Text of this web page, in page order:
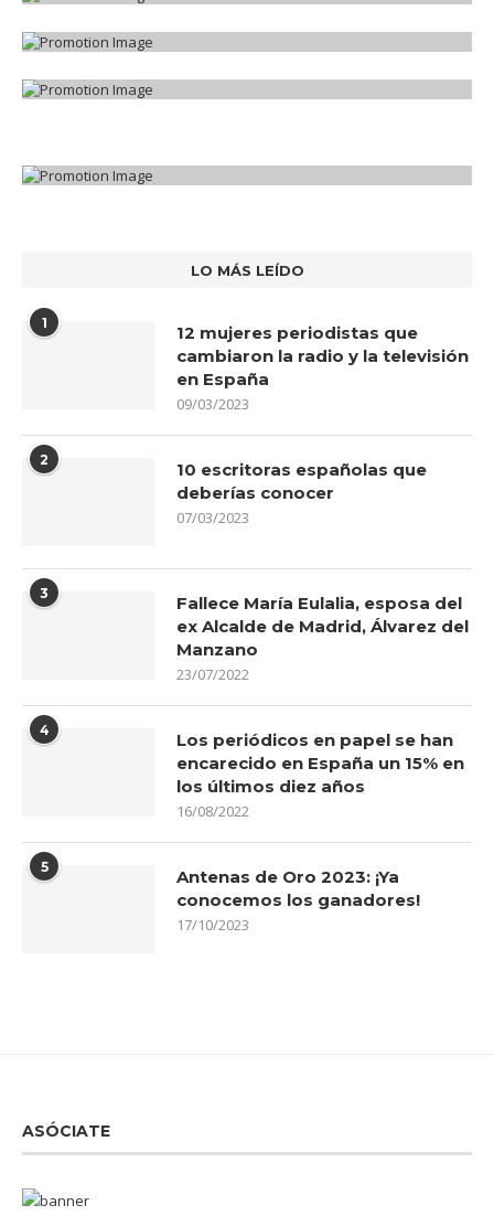
LO MÁS LEÍDO
1
12 mujeres periodistas que
cambiaron la radio y la televisión
en España
09/03/2023
2
10 escritoras españolas que
deberías conocer
07/03/2023
3
Fallece María Eulalia, esposa del
ex Alcalde de Madrid, Álvarez del
Manzano
23/07/2022
4
Los periódicos en papel se han
encarecido en España un 15% en
los últimos diez años
16/08/2022
5
Antenas de Oro 2023: ¡Ya
conocemos los ganadores!
17/10/2023
ASÓCIATE